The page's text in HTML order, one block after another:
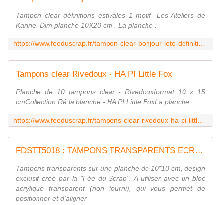
Tampon clear définitions estivales 1 motif- Les Ateliers de
Karine. Dim planche 10X20 cm . La planche :
Tampons clear Rivedoux - HA PI Little Fox
Planche de 10 tampons clear - Rivedouxformat 10 x 15
cmCollection Ré la blanche - HA PI Little FoxLa planche :
FDSTT5018 : TAMPONS TRANSPARENTS ECRITURE FEE DU SCRAP
Tampons transparents sur une planche de 10*10 cm, design
exclusif créé par la "Fée du Scrap". A utiliser avec un bloc
acrylique transparent (non fourni), qui vous permet de
positionner et d'aligner